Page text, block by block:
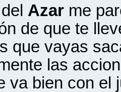
Azar me
de que te
que vayas
las
va bien con el